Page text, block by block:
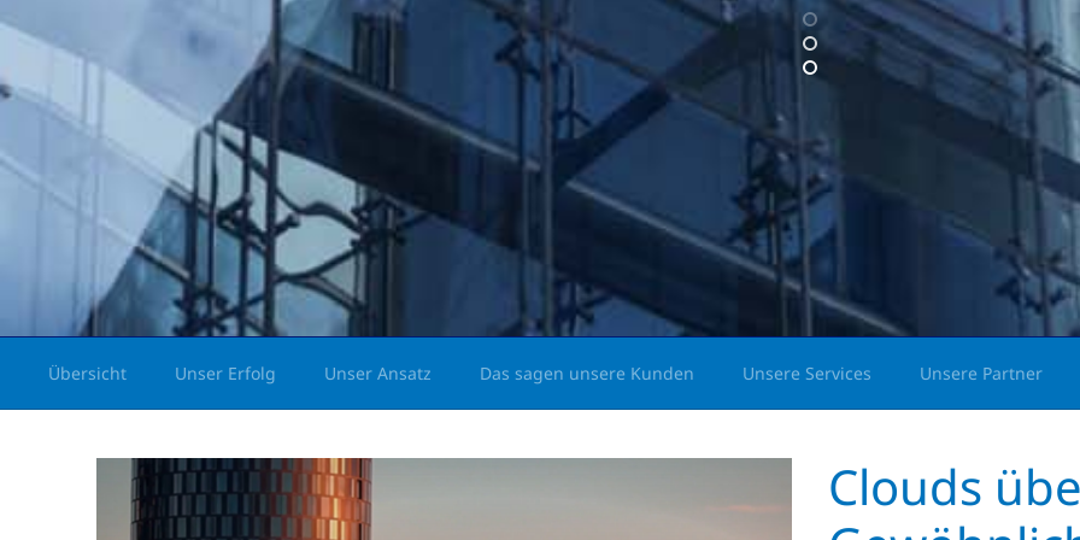
Übersicht Unser Erfolg Unser Ansatz Das sagen unsere Kunden Unsere Services Unsere Partner
Clouds